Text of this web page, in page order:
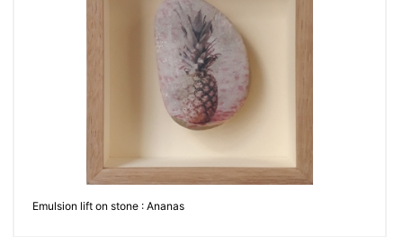
Emulsion lift on stone : Ananas